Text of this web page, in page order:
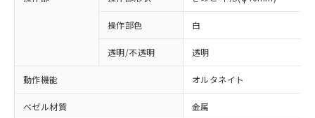
操作部色 白
透明/不透明 透明
動作機能 オルタネイト
ベゼル材質 金属